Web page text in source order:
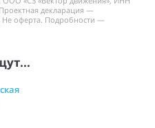
декларация —
оферта. Подробности —